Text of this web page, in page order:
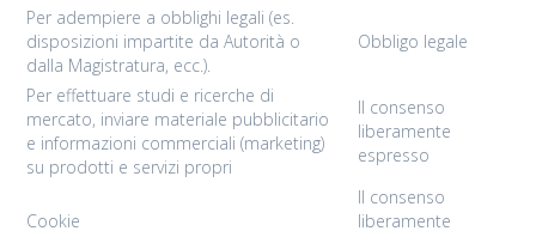
Per adempiere a obblighi legali (es.
disposizioni impartite da Autorità o
dalla Magistratura, ecc.).
Obbligo legale
Per effettuare studi e ricerche di
mercato, inviare materiale pubblicitario
e informazioni commerciali (marketing)
su prodotti e servizi propri
Il consenso
liberamente
espresso
Cookie
Il consenso
liberamente